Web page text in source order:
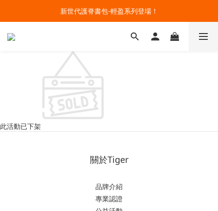
🔥今夏最夯 Pokémon 寶可夢書包現貨熱賣中！開心迎接新學期！
新世代護脊書包-輕盈系列登場！
開學裝備大作戰！購買指定款護脊書包就送補習袋+零錢包
🔥今夏最夯 Pokémon 寶可夢書包現貨熱賣中！開心迎接新學期！
此活動已下架
關於Tiger
品牌介紹
專業認證